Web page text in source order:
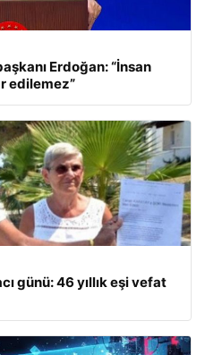
Erdoğan: “İnsan
edilemez”
günü: 46 yıllık eşi vefat